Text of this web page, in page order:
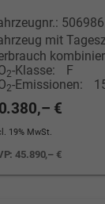
506986
mit
2-Klasse:
F
2-Emissionen:
€
19% MwSt.
45.890,– €